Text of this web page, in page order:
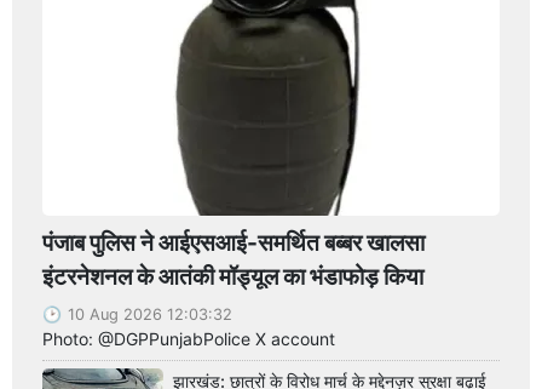
पंजाब पुलिस ने आईएसआई-समर्थित बब्बर खालसा
इंटरनेशनल के आतंकी मॉड्यूल का भंडाफोड़ किया
10 Aug 2026 12:03:32
Photo: @DGPPunjabPolice X account
झारखंड: छात्रों के विरोध मार्च के मद्देनज़र सुरक्षा बढ़ाई